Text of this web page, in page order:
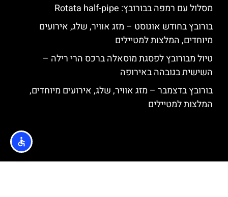
מסלול עם רמפה בבורובץ: Rotata half-pipe
בורובץ בחודש אוגוסט – מזג אוויר, שלג, אירועים
מיוחדים, המלצות למטיילים
טיול מבורובץ לפסגת מוסאלה ברכס הרי רילה –
השישית בגובהה באירופה
בורובץ בדצמבר – מזג אוויר, שלג, אירועים מיוחדים,
המלצות למטיילים